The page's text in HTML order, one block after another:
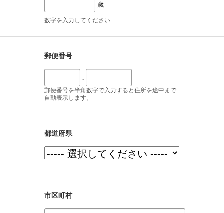
歳
数字を入力してください
郵便番号
-
郵便番号を半角数字で入力すると住所を途中まで
自動表示します。
都道府県
市区町村